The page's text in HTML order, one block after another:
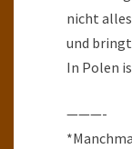
nicht
und
In Polen
———-